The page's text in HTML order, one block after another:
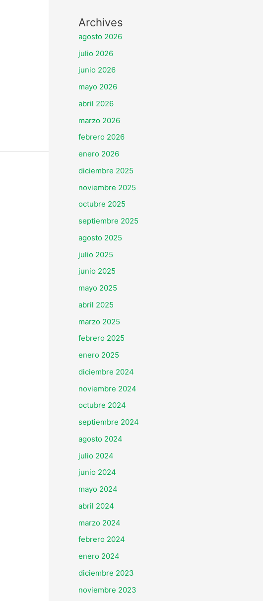
Archives
agosto 2026
julio 2026
junio 2026
mayo 2026
abril 2026
marzo 2026
febrero 2026
enero 2026
diciembre 2025
noviembre 2025
octubre 2025
septiembre 2025
agosto 2025
julio 2025
junio 2025
mayo 2025
abril 2025
marzo 2025
febrero 2025
enero 2025
diciembre 2024
noviembre 2024
octubre 2024
septiembre 2024
agosto 2024
julio 2024
junio 2024
mayo 2024
abril 2024
marzo 2024
febrero 2024
enero 2024
diciembre 2023
noviembre 2023